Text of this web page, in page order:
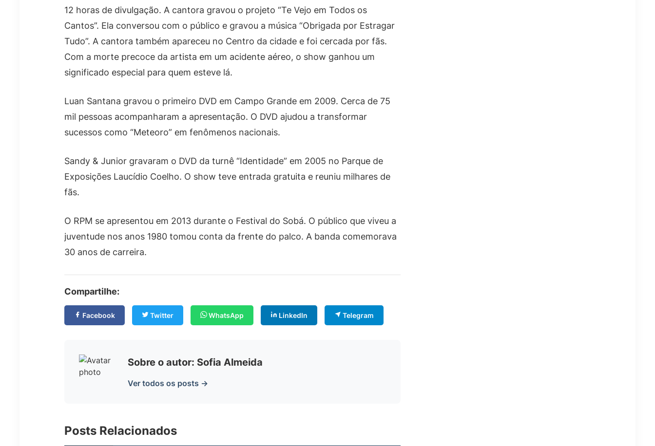
12 horas de divulgação. A cantora gravou o projeto “Te Vejo em Todos os
Cantos”. Ela conversou com o público e gravou a música “Obrigada por Estragar
Tudo”. A cantora também apareceu no Centro da cidade e foi cercada por fãs.
Com a morte precoce da artista em um acidente aéreo, o show ganhou um
significado especial para quem esteve lá.
Luan Santana gravou o primeiro DVD em Campo Grande em 2009. Cerca de 75
mil pessoas acompanharam a apresentação. O DVD ajudou a transformar
sucessos como “Meteoro” em fenômenos nacionais.
Sandy & Junior gravaram o DVD da turnê “Identidade” em 2005 no Parque de
Exposições Laucídio Coelho. O show teve entrada gratuita e reuniu milhares de
fãs.
O RPM se apresentou em 2013 durante o Festival do Sobá. O público que viveu a
juventude nos anos 1980 tomou conta da frente do palco. A banda comemorava
30 anos de carreira.
Compartilhe:
Facebook Twitter WhatsApp LinkedIn Telegram
Sobre o autor: Sofia Almeida
Ver todos os posts →
Posts Relacionados